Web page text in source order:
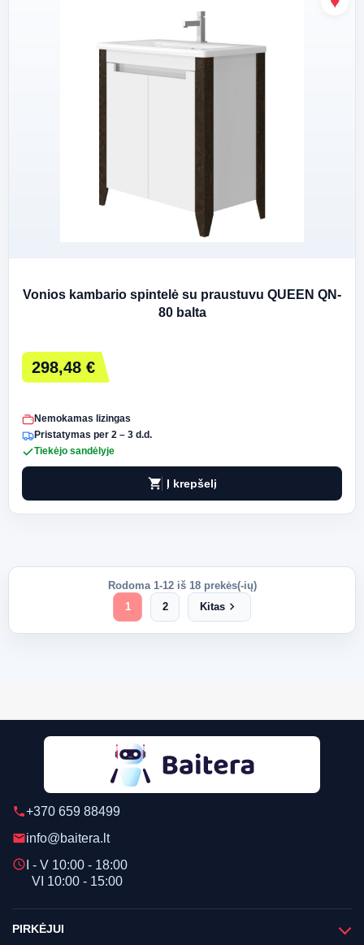
Vonios kambario spintelė su praustuvu QUEEN QN-
80 balta
298,48 €
Nemokamas lizingas
Pristatymas per 2 – 3 d.d.
Tiekėjo sandėlyje
shopping_cart Į krepšelį
Rodoma 1-12 iš 18 prekės(-ių)
1
2 Kitas chevron_right
phone+370 659 88499
emailinfo@baitera.lt
schedule I - V 10:00 - 18:00
VI 10:00 - 15:00
PIRKĖJUI